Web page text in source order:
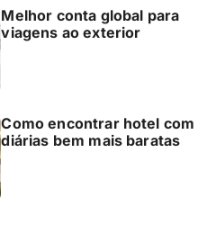
Melhor conta global para
viagens ao exterior
Como encontrar hotel com
diárias bem mais baratas